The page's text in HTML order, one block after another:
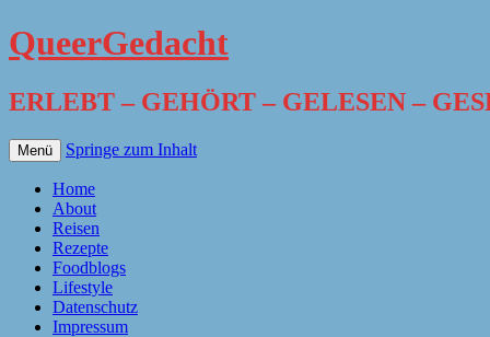
QueerGedacht
ERLEBT – GEHÖRT – GELESEN –
Menü Springe zum Inhalt
Home
About
Reisen
Rezepte
Foodblogs
Lifestyle
Datenschutz
Impressum